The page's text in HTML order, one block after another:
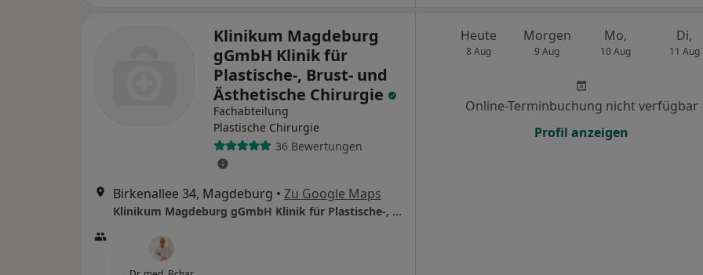
Klinikum Magdeburg
gGmbH Klinik für
Plastische-, Brust- und
Ästhetische Chirurgie
Fachabteilung
Plastische Chirurgie
36 Bewertungen
Birkenallee 34, Magdeburg • Zu Google Maps
Klinikum Magdeburg gGmbH Klinik für Plastische-, Brust- und Ästhetische Chirurgie
Heute
8 Aug
Morgen
9 Aug
Mo,
10 Aug
Di,
11 Aug
Online-Terminbuchung nicht verfügbar
Profil anzeigen